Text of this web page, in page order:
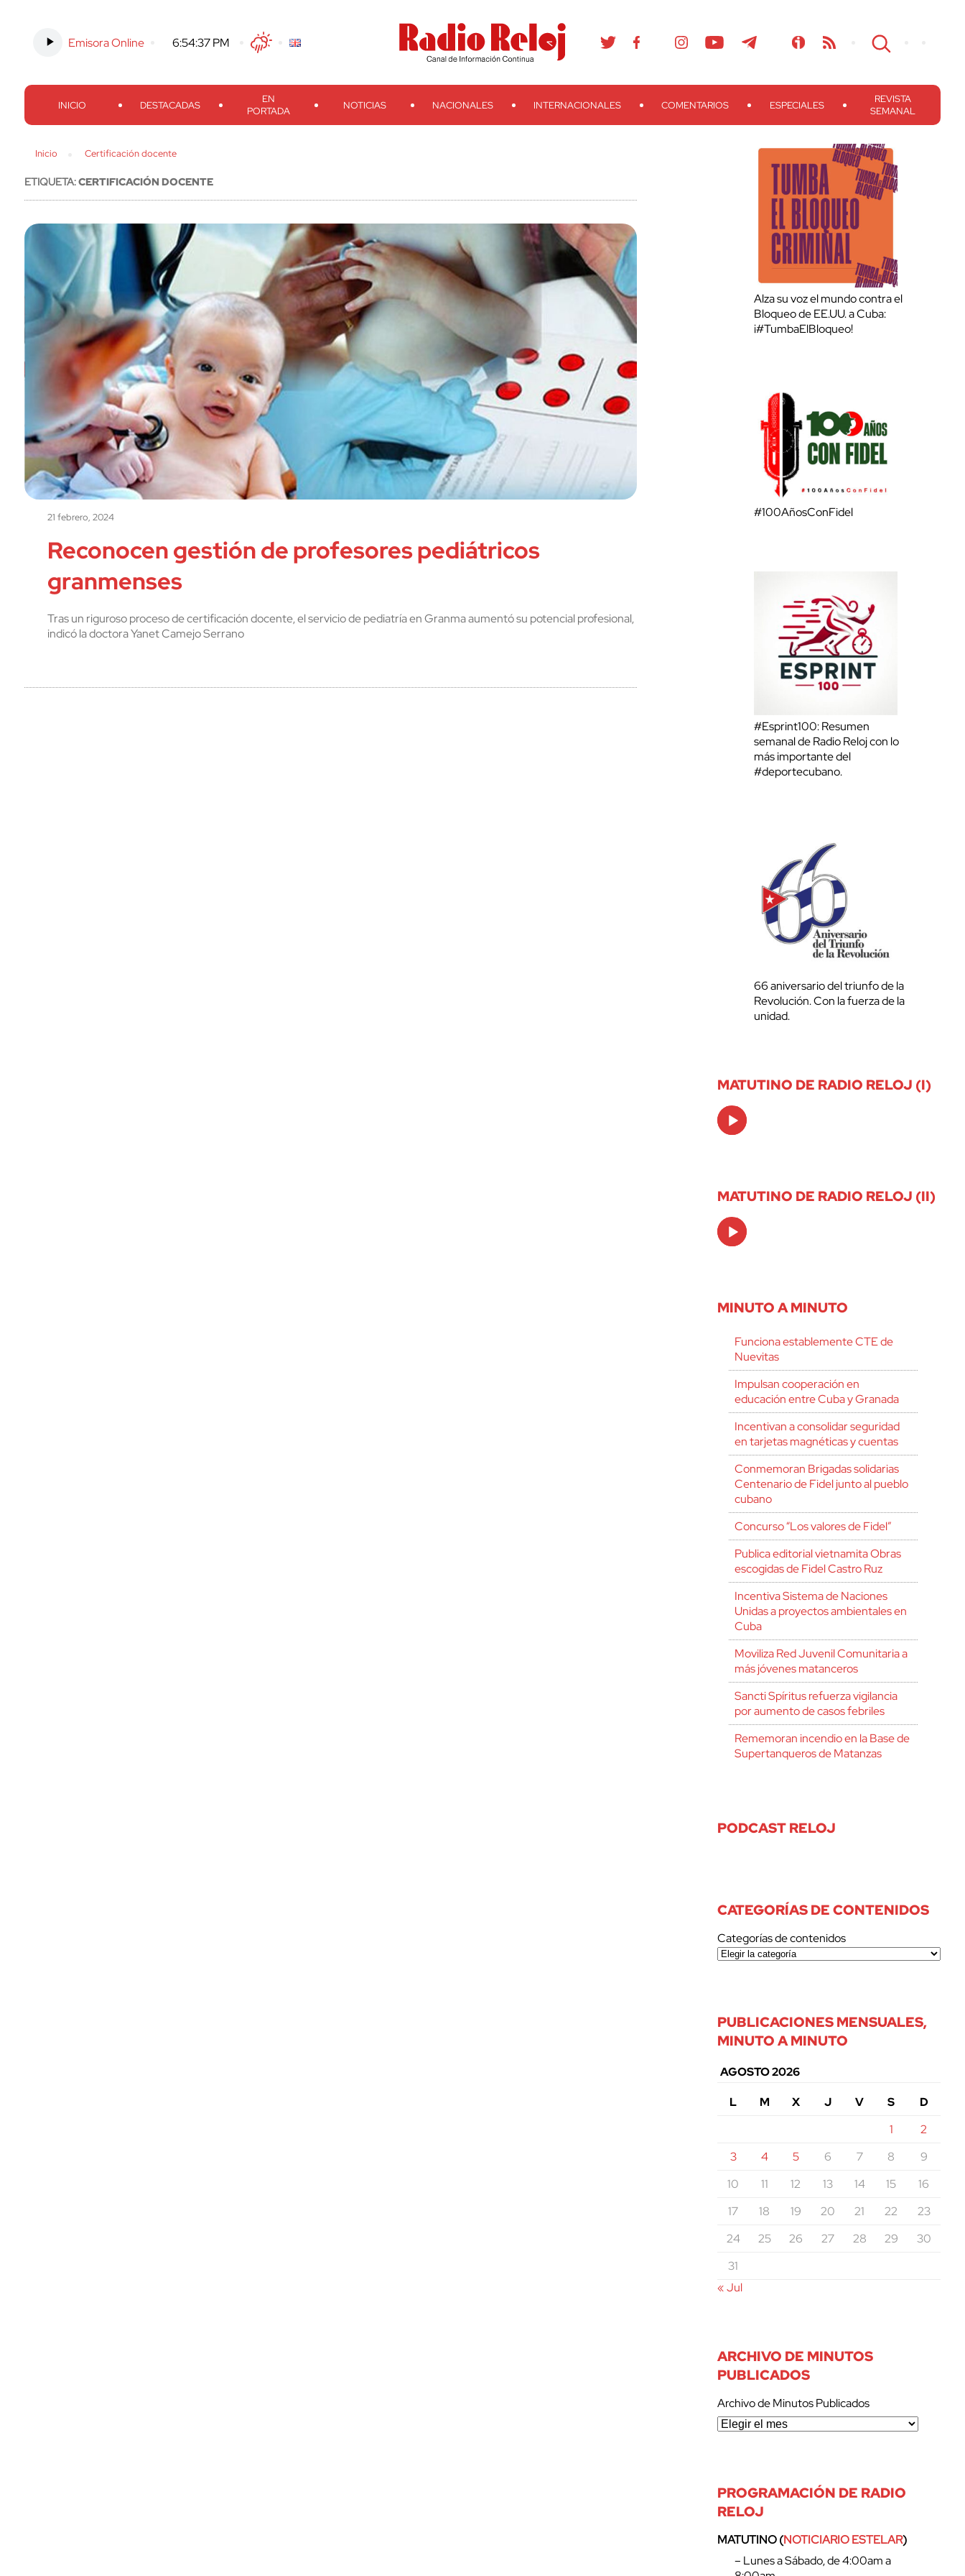
Emisora Online 6:54:38 PM TwitterFacebook
Threads
Instagram TelegramTeveo Ivoox RSS Search
INICIO DESTACADAS
EN
PORTADA
NOTICIAS NACIONALES INTERNACIONALES COMENTARIOS ESPECIALES
REVISTA
SEMANAL
Inicio Certificación docente
ETIQUETA:CERTIFICACIÓN DOCENTE
21 febrero, 2024
Reconocen gestión de profesores pediátricos
granmenses
Tras un riguroso proceso de certificación docente, el servicio de pediatría en Granma aumentó su potencial profesional,
indicó la doctora Yanet Camejo Serrano
Alza su voz el mundo contra el
Bloqueo de EE.UU. a Cuba:
¡#TumbaElBloqueo!
#100AñosConFidel
#Esprint100: Resumen
semanal de Radio Reloj con lo
más importante del
#deportecubano.
66 aniversario del triunfo de la
Revolución. Con la fuerza de la
unidad.
MATUTINO DE RADIO RELOJ (I)
Audio
Player
MATUTINO DE RADIO RELOJ (II)
Audio
Player
MINUTO A MINUTO
Funciona establemente CTE de
Nuevitas
Impulsan cooperación en
educación entre Cuba y Granada
Incentivan a consolidar seguridad
en tarjetas magnéticas y cuentas
Conmemoran Brigadas solidarias
Centenario de Fidel junto al pueblo
cubano
Concurso “Los valores de Fidel”
Publica editorial vietnamita Obras
escogidas de Fidel Castro Ruz
Incentiva Sistema de Naciones
Unidas a proyectos ambientales en
Cuba
Moviliza Red Juvenil Comunitaria a
más jóvenes matanceros
Sancti Spíritus refuerza vigilancia
por aumento de casos febriles
Rememoran incendio en la Base de
Supertanqueros de Matanzas
PODCAST RELOJ
CATEGORÍAS DE CONTENIDOS
Categorías de contenidos
PUBLICACIONES MENSUALES,
MINUTO A MINUTO
AGOSTO 2026
L
M X J V S
D
1
2
3
4 5 6 7 8
9
10
11 12 13 14 15
16
17
18 19 20 21 22
23
24
25 26 27 28 29
30
31
« Jul
ARCHIVO DE MINUTOS
PUBLICADOS
Archivo de Minutos Publicados
PROGRAMACIÓN DE RADIO
RELOJ
MATUTINO (NOTICIARIO ESTELAR)
– Lunes a Sábado, de 4:00am a